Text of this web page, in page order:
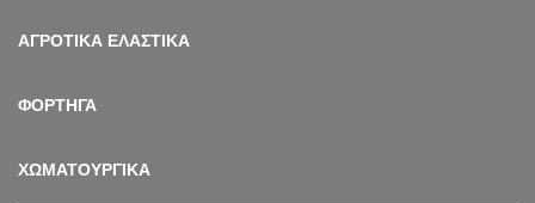
ΑΓΡΟΤΙΚΑ ΕΛΑΣΤΙΚΑ
ΦΟΡΤΗΓΑ
ΧΩΜΑΤΟΥΡΓΙΚΑ